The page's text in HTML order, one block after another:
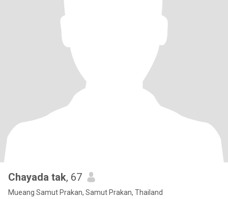
Chayada tak, 67
Mueang Samut Prakan, Samut Prakan, Thailand